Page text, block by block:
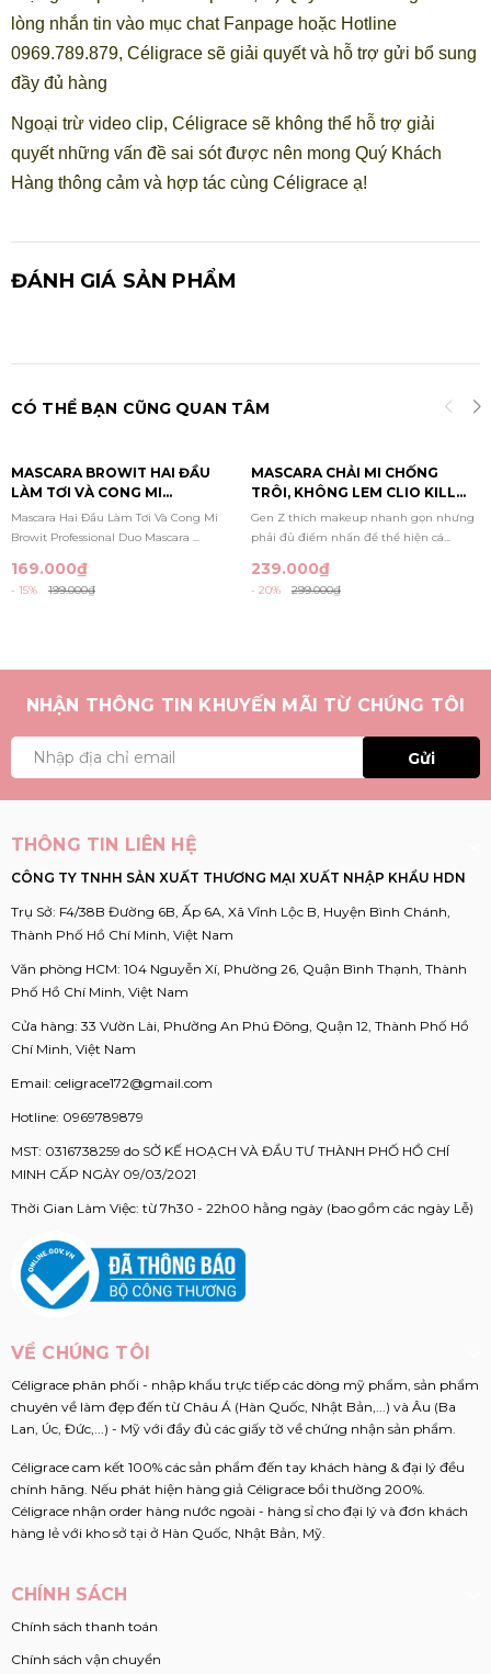
lòng nhắn tin vào mục chat Fanpage hoặc Hotline
0969.789.879, Céligrace sẽ giải quyết và hỗ trợ gửi bổ sung
đầy đủ hàng
Ngoại trừ video clip, Céligrace sẽ không thể hỗ trợ giải
quyết những vấn đề sai sót được nên mong Quý Khách
Hàng thông cảm và hợp tác cùng Céligrace ạ!
ĐÁNH GIÁ SẢN PHẨM
CÓ THỂ BẠN CŨNG QUAN TÂM
MASCARA BROWIT HAI ĐẦU
LÀM TƠI VÀ CONG MI
PROFESSIONAL DUO MASCARA
#SEXY BLACK 4G +4G
Mascara Hai Đầu Làm Tơi Và Cong Mi
Browit Professional Duo Mascara ...
169.000₫
- 15% 199.000₫
MASCARA CHẢI MI CHỐNG
TRÔI, KHÔNG LEM CLIO KILL
LASH SUPERPROOF MASCARA
7G
Gen Z thích makeup nhanh gọn nhưng
phải đủ điểm nhấn để thể hiện cá...
239.000₫
- 20% 299.000₫
NHẬN THÔNG TIN KHUYẾN MÃI TỪ CHÚNG TÔI
Gửi
THÔNG TIN LIÊN HỆ
CÔNG TY TNHH SẢN XUẤT THƯƠNG MẠI XUẤT NHẬP KHẨU HDN
Trụ Sở: F4/38B Đường 6B, Ấp 6A, Xã Vĩnh Lộc B, Huyện Bình Chánh,
Thành Phố Hồ Chí Minh, Việt Nam
Văn phòng HCM: 104 Nguyễn Xí, Phường 26, Quận Bình Thạnh, Thành
Phố Hồ Chí Minh, Việt Nam
Cửa hàng: 33 Vườn Lài, Phường An Phú Đông, Quận 12, Thành Phố Hồ
Chí Minh, Việt Nam
Email: celigrace172@gmail.com
Hotline: 0969789879
MST: 0316738259 do SỞ KẾ HOẠCH VÀ ĐẦU TƯ THÀNH PHỐ HỒ CHÍ
MINH CẤP NGÀY 09/03/2021
Thời Gian Làm Việc: từ 7h30 - 22h00 hằng ngày (bao gồm các ngày Lễ)
VỀ CHÚNG TÔI
Céligrace phân phối - nhập khẩu trực tiếp các dòng mỹ phẩm, sản phẩm
chuyên về làm đẹp đến từ Châu Á (Hàn Quốc, Nhật Bản,...) và Âu (Ba
Lan, Úc, Đức,...) - Mỹ với đầy đủ các giấy tờ về chứng nhận sản phẩm.
Céligrace cam kết 100% các sản phẩm đến tay khách hàng & đại lý đều
chính hãng. Nếu phát hiện hàng giả Céligrace bồi thường 200%.
Céligrace nhận order hàng nước ngoài - hàng sỉ cho đại lý và đơn khách
hàng lẻ với kho sở tại ở Hàn Quốc, Nhật Bản, Mỹ.
CHÍNH SÁCH
Chính sách thanh toán
Chính sách vận chuyển